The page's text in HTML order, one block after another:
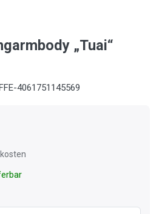
„Tuai“
4061751145569